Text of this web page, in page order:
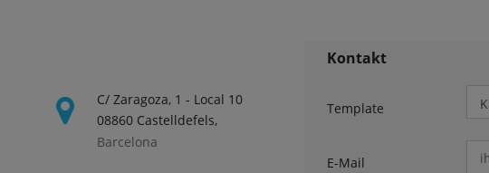
C/ Zaragoza, 1 - Local 10
08860 Castelldefels,
Barcelona
Kontakt
Template
E-Mail